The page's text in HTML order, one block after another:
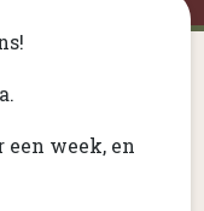
week, en